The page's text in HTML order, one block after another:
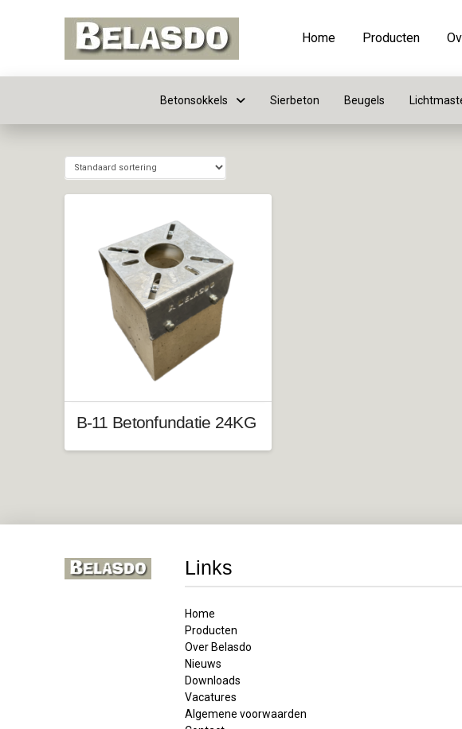
Home Producten
Betonsokkels Sierbeton Beugels
B-11 Betonfundatie 24KG
Links
Home
Producten
Over Belasdo
Nieuws
Downloads
Vacatures
Algemene voorwaarden